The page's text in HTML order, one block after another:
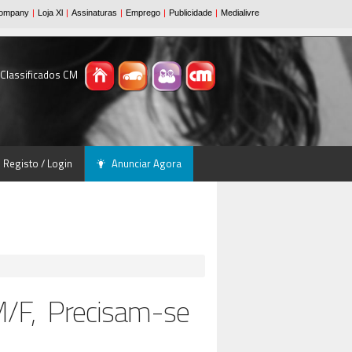
CM
Registo / Login Anunciar Agora
F, Precisam-se